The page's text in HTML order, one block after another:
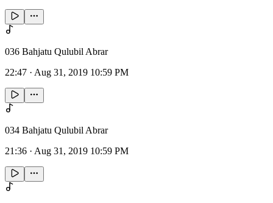
036 Bahjatu Qulubil Abrar
22:47 · Aug 31, 2019 10:59 PM
034 Bahjatu Qulubil Abrar
21:36 · Aug 31, 2019 10:59 PM